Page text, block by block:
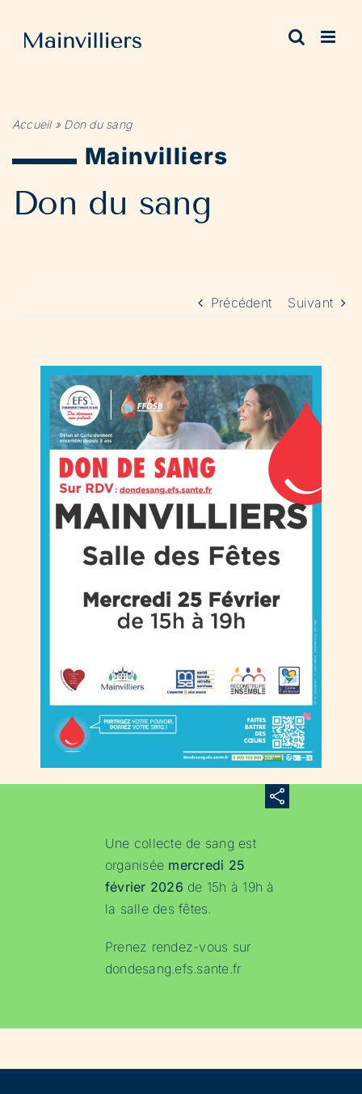
contenu
Accueil» Don du sang
Mainvilliers
Don du sang
Précédent Suivant
Une collecte de sang est
organisée mercredi 25
février 2026 de 15h à 19h à
la salle des fêtes.
Prenez rendez-vous sur
dondesang.efs.sante.fr